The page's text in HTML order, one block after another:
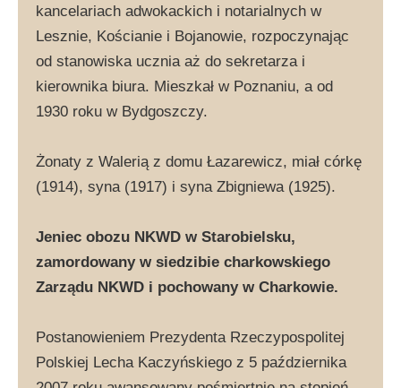
kancelariach adwokackich i notarialnych w
Lesznie, Kościanie i Bojanowie, rozpoczynając
od stanowiska ucznia aż do sekretarza i
kierownika biura. Mieszkał w Poznaniu, a od
1930 roku w Bydgoszczy.
Żonaty z Walerią z domu Łazarewicz, miał córkę
(1914), syna (1917) i syna Zbigniewa (1925).
Jeniec obozu NKWD w Starobielsku,
zamordowany w siedzibie charkowskiego
Zarządu NKWD i pochowany w Charkowie.
Postanowieniem Prezydenta Rzeczypospolitej
Polskiej Lecha Kaczyńskiego z 5 października